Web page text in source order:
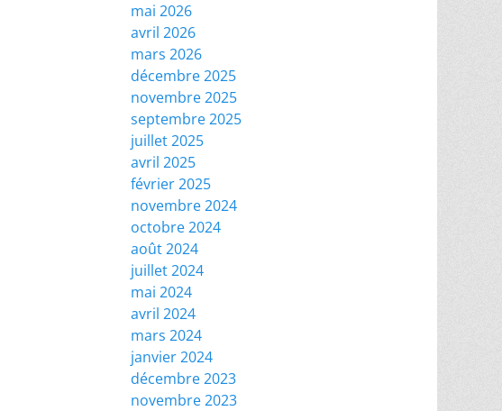
mai 2026
avril 2026
mars 2026
décembre 2025
novembre 2025
septembre 2025
juillet 2025
avril 2025
février 2025
novembre 2024
octobre 2024
août 2024
juillet 2024
mai 2024
avril 2024
mars 2024
janvier 2024
décembre 2023
novembre 2023